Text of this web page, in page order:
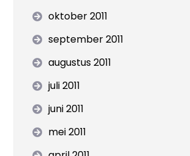
oktober 2011
september 2011
augustus 2011
juli 2011
juni 2011
mei 2011